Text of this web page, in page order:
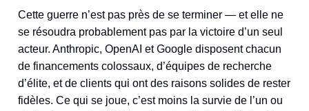
Cette guerre n’est pas près de se terminer — et elle ne
se résoudra probablement pas par la victoire d’un seul
acteur. Anthropic, OpenAI et Google disposent chacun
de financements colossaux, d’équipes de recherche
d’élite, et de clients qui ont des raisons solides de rester
fidèles. Ce qui se joue, c’est moins la survie de l’un ou